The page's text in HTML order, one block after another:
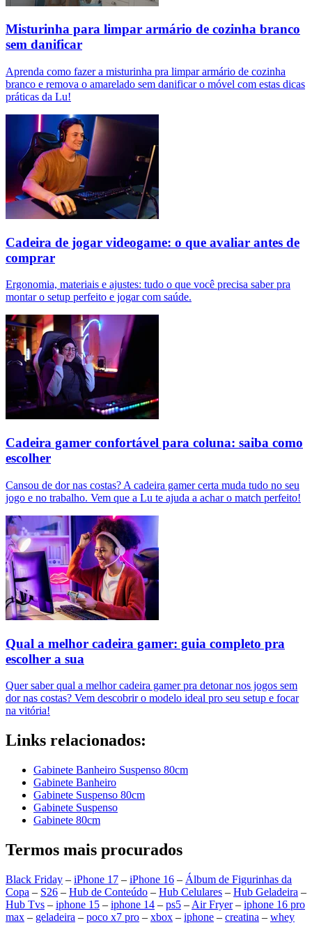
Misturinha para limpar armário de cozinha branco
sem danificar
Aprenda como fazer a misturinha pra limpar armário de cozinha
branco e remova o amarelado sem danificar o móvel com estas dicas
práticas da Lu!
Cadeira de jogar videogame: o que avaliar antes de
comprar
Ergonomia, materiais e ajustes: tudo o que você precisa saber pra
montar o setup perfeito e jogar com saúde.
Cadeira gamer confortável para coluna: saiba como
escolher
Cansou de dor nas costas? A cadeira gamer certa muda tudo no seu
jogo e no trabalho. Vem que a Lu te ajuda a achar o match perfeito!
Qual a melhor cadeira gamer: guia completo pra
escolher a sua
Quer saber qual a melhor cadeira gamer pra detonar nos jogos sem
dor nas costas? Vem descobrir o modelo ideal pro seu setup e focar
na vitória!
Links relacionados:
Gabinete Banheiro Suspenso 80cm
Gabinete Banheiro
Gabinete Suspenso 80cm
Gabinete Suspenso
Gabinete 80cm
Termos mais procurados
Black Friday – iPhone 17 – iPhone 16 – Álbum de Figurinhas da
Copa – S26 – Hub de Conteúdo – Hub Celulares – Hub Geladeira –
Hub Tvs – iphone 15 – iphone 14 – ps5 – Air Fryer– iphone 16 pro
max – geladeira – poco x7 pro – xbox – iphone – creatina – whey